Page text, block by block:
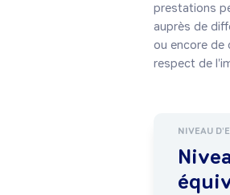
prestations
auprès de
ou encore de
respect de
NIVEAU